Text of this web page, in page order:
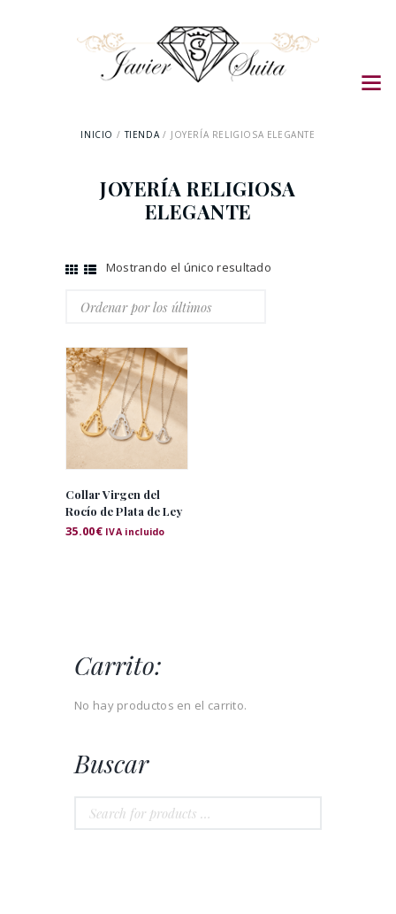
INICIO TIENDA JOYERÍA RELIGIOSA ELEGANTE
JOYERÍA RELIGIOSA
ELEGANTE
Mostrando el único resultado
Collar Virgen del
Rocío de Plata de Ley
35.00€ IVA incluido
Carrito:
No hay productos en el carrito.
Buscar